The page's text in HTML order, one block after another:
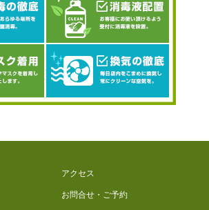
アクセス
お問合せ・ご予約